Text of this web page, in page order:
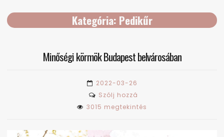
Kategória: Pedikűr
Minőségi körmök Budapest belvárosában
2022-03-26
Szólj hozzá
Minőségi
3015 megtekintés